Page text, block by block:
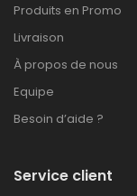
Produits en Promo
Livraison
À propos de nous
Equipe
Besoin d’aide ?
Service client